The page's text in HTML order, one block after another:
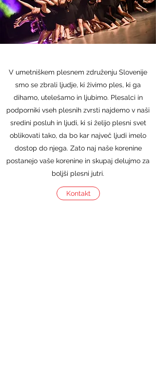
V umetniškem plesnem združenju Slovenije
smo se zbrali ljudje, ki živimo ples, ki ga
dihamo, utelešamo in ljubimo. Plesalci in
podporniki vseh plesnih zvrsti najdemo v naši
sredini posluh in ljudi, ki si želijo plesni svet
oblikovati tako, da bo kar največ ljudi imelo
dostop do njega. Zato naj naše korenine
postanejo vaše korenine in skupaj delujmo za
boljši plesni jutri.
Kontakt